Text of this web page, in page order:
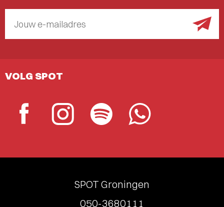
Jouw e-mailadres
VOLG SPOT
SPOT Groningen
050-3680111